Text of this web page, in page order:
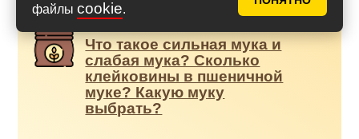
файлы cookie.
Что такое сильная мука и
слабая мука? Сколько
клейковины в пшеничной
муке? Какую муку
выбрать?